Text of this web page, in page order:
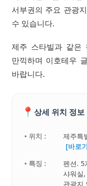
서부권의 주요 관광
수 있습니다.
제주 스타빌과 같은
만끽하며 이호테우
바랍니다.
📍 상세 위치 정보
• 위치 :
제주특
[바로
• 특징 :
펜션. 5
샤워실
관광지